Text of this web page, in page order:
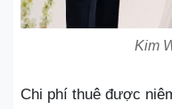
Kim
Chi phí thuê được